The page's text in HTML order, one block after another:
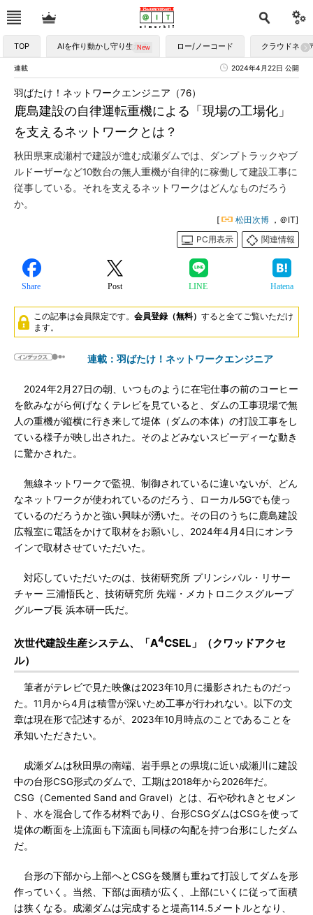
TOP AIを作り動かし守り生かす ロー/ノーコード クラウドネイ
連載 2024年4月22日 公開
鹿島建設の自律運転重機による「現場の工場化」
を支えるネットワークとは？
羽ばたけ！ネットワークエンジニア（76）
秋田県東成瀬村で建設が進む成瀬ダムでは、ダンプトラックやブ
ルドーザーなど10数台の無人重機が自律的に稼働して建設工事に
従事している。それを支えるネットワークはどんなものだろう
か。
[ 松田次博 ，＠IT]
PC用表示
関連情報
Share Post LINE Hatena
この記事は会員限定です。 会員登録（無料） すると全てご覧いただけ
ます。
連載：羽ばたけ！ネットワークエンジニア
2024年2月27日の朝、いつものように在宅仕事の前のコーヒー
を飲みながら何げなくテレビを見ていると、ダムの工事現場で無
人の重機が縦横に行き来して堤体（ダムの本体）の打設工事をし
ている様子が映し出された。そのよどみないスピーディーな動き
に驚かされた。
無線ネットワークで監視、制御されているに違いないが、どん
なネットワークが使われているのだろう、ローカル5Gでも使っ
ているのだろうかと強い興味が湧いた。その日のうちに鹿島建設
広報室に電話をかけて取材をお願いし、2024年4月4日にオンラ
インで取材させていただいた。
対応していただいたのは、技術研究所 プリンシパル・リサー
チャー 三浦悟氏と、技術研究所 先端・メカトロニクスグループ
グループ長 浜本研一氏だ。
次世代建設生産システム、「A4CSEL」（クワッドアクセ
ル）
筆者がテレビで見た映像は2023年10月に撮影されたものだっ
た。11月から4月は積雪が深いため工事が行われない。以下の文
章は現在形で記述するが、2023年10月時点のことであることを
承知いただきたい。
成瀬ダムは秋田県の南端、岩手県との県境に近い成瀬川に建設
中の台形CSG形式のダムで、工期は2018年から2026年だ。
CSG（Cemented Sand and Gravel）とは、石や砂れきとセメン
ト、水を混合して作る材料であり、台形CSGダムはCSGを使って
堤体の断面を上流面も下流面も同様の勾配を持つ台形にしたダム
だ。
台形の下部から上部へとCSGを幾層も重ねて打設してダムを形
作っていく。当然、下部は面積が広く、上部にいくに従って面積
は狭くなる。成瀬ダムは完成すると堤高114.5メートルとなり、